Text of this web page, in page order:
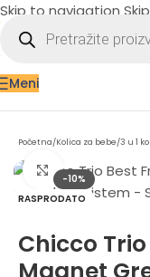
Skip to navigation
Meni
Početna/Kolica za bebe/3 u 1
-10%
RASPRODATO
Zumiraj sliku
Chicco